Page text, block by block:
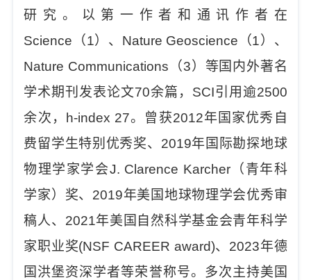
研究。以第一作者和通讯作者在
Science（1）、Nature Geoscience（1）、
Nature Communications（3）等国内外著名
学术期刊发表论文70余篇，SCI引用逾2500
余次，h-index 27。曾获2012年国家优秀自
费留学生特别优秀奖、2019年国际勘探地球
物理学家学会J. Clarence Karcher（青年科
学家）奖、2019年美国地球物理学会优秀审
稿人、2021年美国自然科学基金会青年科学
家职业奖(NSF CAREER award)、2023年德
国洪堡资深学者等荣誉称号。多次主持美国